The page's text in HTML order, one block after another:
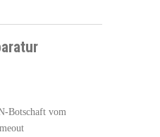
Botschaft vom